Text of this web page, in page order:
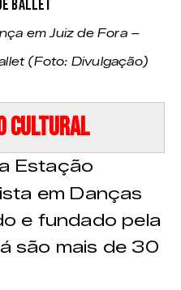
em Juiz de Fora –
(Foto: Divulgação)
Cultural
Estação
em Danças
e fundado pela
são mais de 30